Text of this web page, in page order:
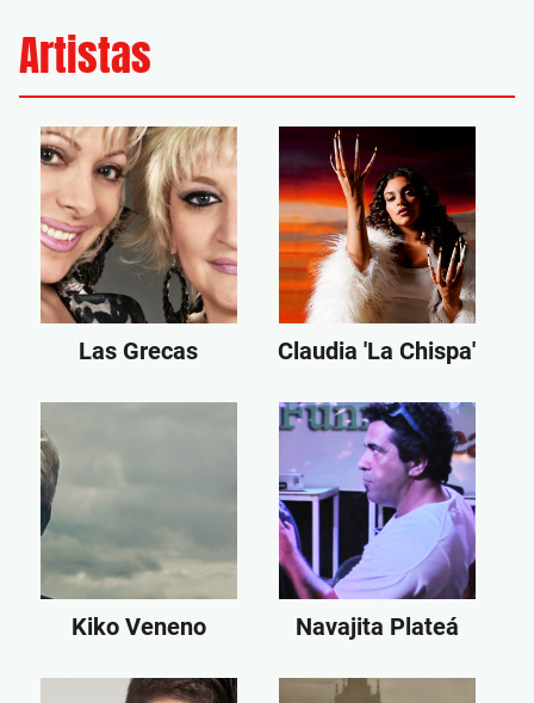
Artistas
Las Grecas Claudia 'La Chispa'
Kiko Veneno Navajita Plateá